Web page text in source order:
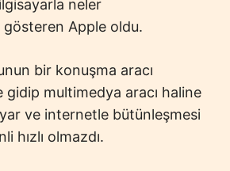
neler
gösteren Apple oldu.
bir konuşma aracı
multimedya aracı haline
ve internetle bütünleşmesi
hızlı olmazdı.